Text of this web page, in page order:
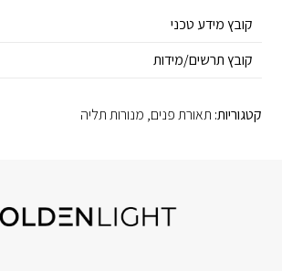
קובץ מידע טכני
קובץ תרשים/מידות
קטגוריות: תאורת פנים, מנורות תליה